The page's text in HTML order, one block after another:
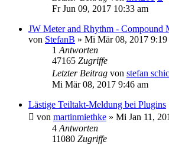
Fr Jun 09, 2017 10:33 am
JW Meter and Rhythm - Compound
von StefanB » Mi Mär 08, 2017 9:19
1 Antworten
47165 Zugriffe
Letzter Beitrag von stefan
Mi Mär 08, 2017 9:46 am
Lästige Teiltakt-Meldung bei Plugins
von martinmiethke » Mi Jan 11,
4 Antworten
11080 Zugriffe